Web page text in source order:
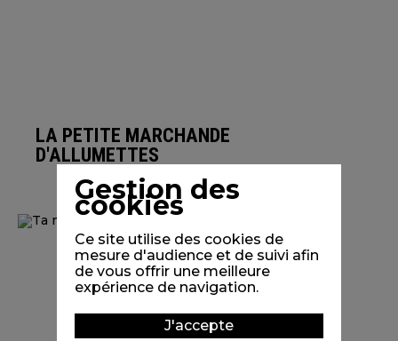
LA PETITE MARCHANDE
D'ALLUMETTES
Gestion des
cookies
Ce site utilise des cookies de
mesure d'audience et de suivi afin
de vous offrir une meilleure
expérience de navigation.
J'accepte